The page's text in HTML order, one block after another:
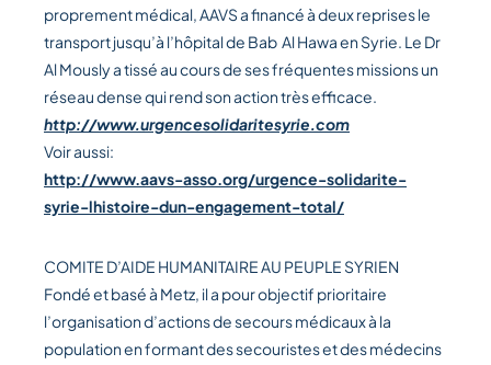
proprement médical, AAVS a financé à deux reprises le
transport jusqu’à l’hôpital de Bab Al Hawa en Syrie. Le Dr
Al Mously a tissé au cours de ses fréquentes missions un
réseau dense qui rend son action très efficace.
http://www.urgencesolidaritesyrie.com
Voir aussi:
http://www.aavs-asso.org/urgence-solidarite-
syrie-lhistoire-dun-engagement-total/
COMITE D’AIDE HUMANITAIRE AU PEUPLE SYRIEN
Fondé et basé à Metz, il a pour objectif prioritaire
l’organisation d’actions de secours médicaux à la
population en formant des secouristes et des médecins